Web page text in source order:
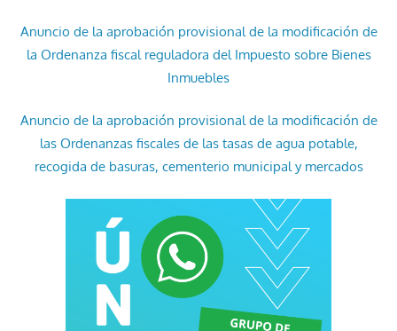
Anuncio de la aprobación provisional de la modificación de
la Ordenanza fiscal reguladora del Impuesto sobre Bienes
Inmuebles
Anuncio de la aprobación provisional de la modificación de
las Ordenanzas fiscales de las tasas de agua potable,
recogida de basuras, cementerio municipal y mercados